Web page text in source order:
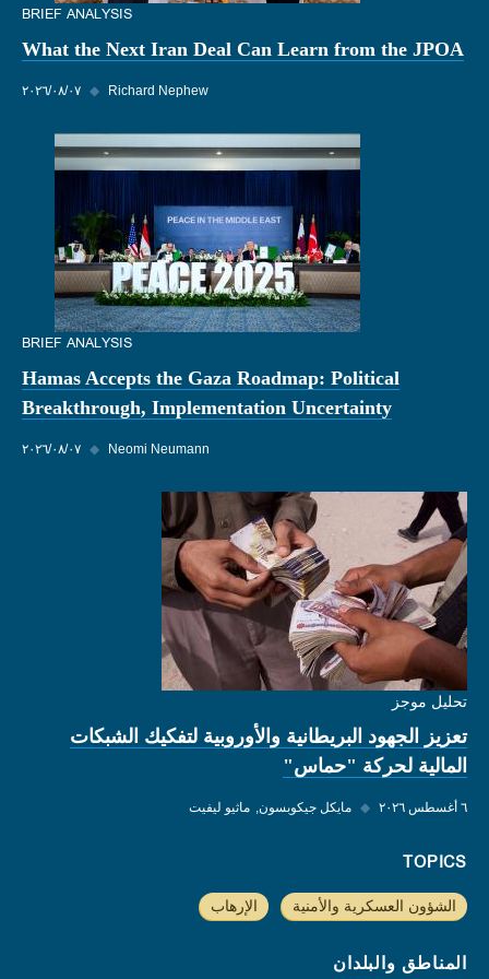
BRIEF ANALYSIS
What the Next Iran Deal Can Learn from the JPOA
٠٧‏/٠٨‏/٢٠٢٦ ◆ Richard Nephew
BRIEF ANALYSIS
Hamas Accepts the Gaza Roadmap: Political
Breakthrough, Implementation Uncertainty
٠٧‏/٠٨‏/٢٠٢٦ ◆ Neomi Neumann
تحليل موجز
تعزيز الجهود البريطانية والأوروبية لتفكيك الشبكات
المالية لحركة "حماس"
٦ أغسطس ٢٠٢٦ ◆ مايكل جيكوبسون ماثيو ليفيت
TOPICS
الشؤون العسكرية والأمنية الإرهاب
المناطق والبلدان